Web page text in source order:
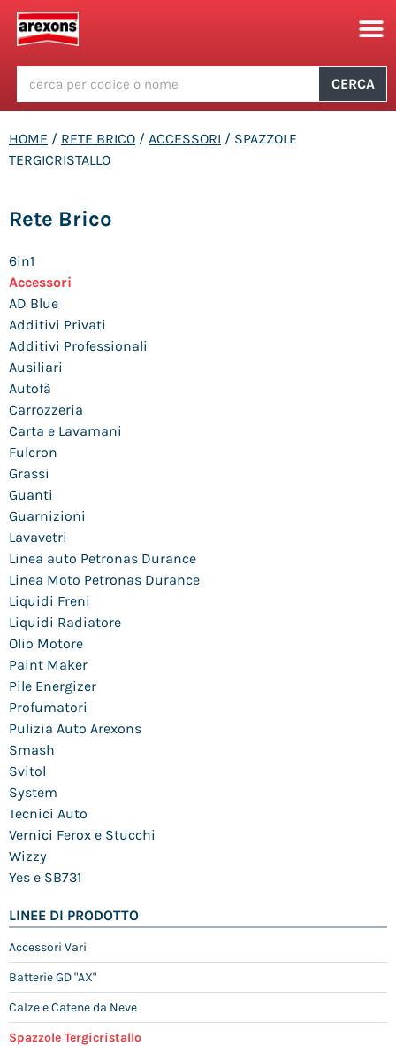
CERCA
HOME / RETE BRICO / ACCESSORI / SPAZZOLE
TERGICRISTALLO
Rete Brico
6in1
Accessori
AD Blue
Additivi Privati
Additivi Professionali
Ausiliari
Autofà
Carrozzeria
Carta e Lavamani
Fulcron
Grassi
Guanti
Guarnizioni
Lavavetri
Linea auto Petronas Durance
Linea Moto Petronas Durance
Liquidi Freni
Liquidi Radiatore
Olio Motore
Paint Maker
Pile Energizer
Profumatori
Pulizia Auto Arexons
Smash
Svitol
System
Tecnici Auto
Vernici Ferox e Stucchi
Wizzy
Yes e SB731
LINEE DI PRODOTTO
Accessori Vari
Batterie GD "AX"
Calze e Catene da Neve
Spazzole Tergicristallo